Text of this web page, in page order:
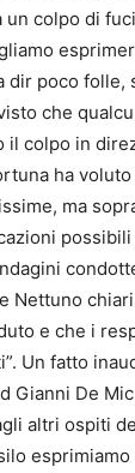
un colpo di
dir poco folle,
che
il colpo in
ha
ma
Nettuno
e che i
Un fatto
Gianni De
altri ospiti
esprimiamo